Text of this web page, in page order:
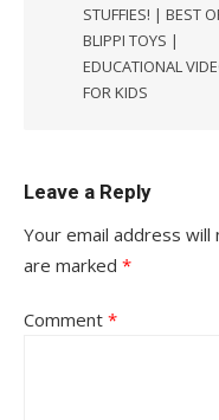
STUFFIES! | BEST
BLIPPI TOYS |
EDUCATIONAL
FOR KIDS
Leave a Reply
Your email address will
are marked *
Comment *